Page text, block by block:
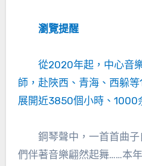
瀏覽提醒
從2020年起，中心音
師，赴陜西、青海、西躲
展開近3850個小時、1000
鋼琴聲中，一首首曲
們伴著音樂翩然起舞……本